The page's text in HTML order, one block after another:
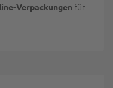
Verpackungen für